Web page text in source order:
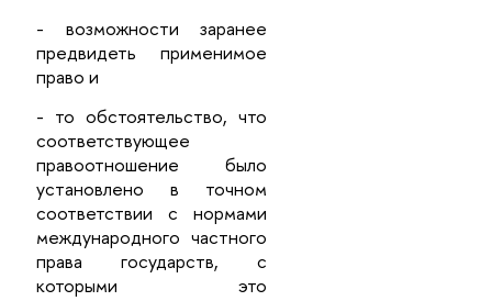
- возможности заранее
предвидеть применимое
право и
- то обстоятельство, что
соответствующее
правоотношение было
установлено в точном
соответствии с нормами
международного частного
права государств, с
которыми это